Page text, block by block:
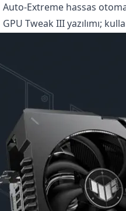
Auto-Extreme hassas
GPU Tweak III yazılımı;